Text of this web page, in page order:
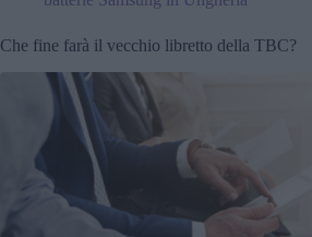
Che fine farà il vecchio libretto della TBC?